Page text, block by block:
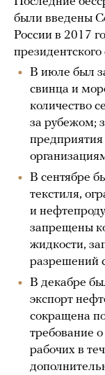
были введены
России в 2017
В июле был
свинца и
количество
за рубежом;
В сентябре
текстиля,
и
запрещены
жидкости,
разрешений
В декабре
экспорт
сокращена
требование
рабочих в